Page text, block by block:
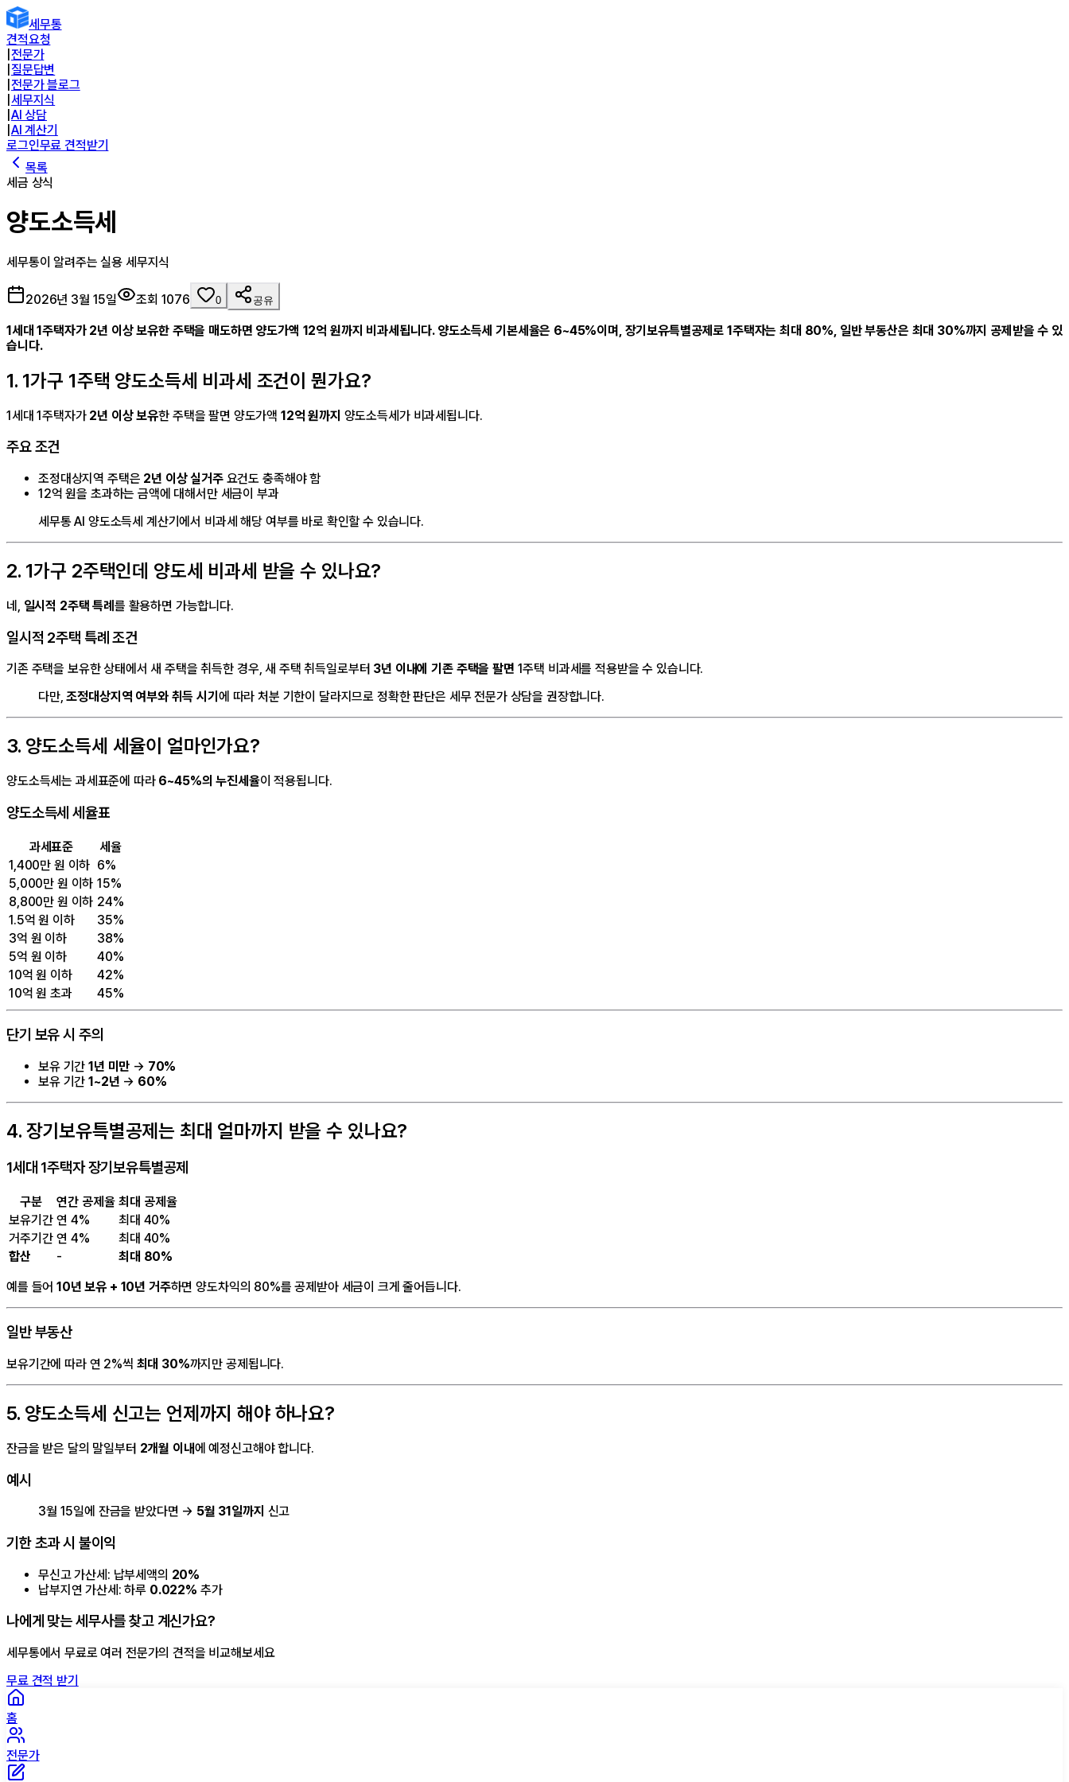
세무통
견적요청
전문가
질문답변
전문가 블로그
세무지식
AI 상담
AI 계산기
로그인무료 견적받기
목록
세금 상식
양도소득세
세무통이 알려주는 실용 세무지식
2026년 3월 15일 조회 1076 0 공유
1세대 1주택자가 2년 이상 보유한 주택을 매도하면 양도가액 12억 원까지 비과세됩니다. 양도소득세 기본세율은 6~45%이며, 장기보유특별공제로 1주택자는 최대 80%, 일반 부동산은 최대 30%까지 공제받을 수 있
습니다.
1. 1가구 1주택 양도소득세 비과세 조건이 뭔가요?
1세대 1주택자가 2년 이상 보유한 주택을 팔면 양도가액 12억 원까지 양도소득세가 비과세됩니다.
주요 조건
조정대상지역 주택은 2년 이상 실거주요건도 충족해야 함
12억 원을 초과하는 금액에 대해서만 세금이 부과
세무통 AI 양도소득세 계산기에서 비과세 해당 여부를 바로 확인할 수 있습니다.
2. 1가구 2주택인데 양도세 비과세 받을 수 있나요?
네, 일시적 2주택 특례 를 활용하면 가능합니다.
일시적 2주택 특례 조건
기존 주택을 보유한 상태에서 새 주택을 취득한 경우, 새 주택 취득일로부터 3년 이내에 기존 주택을 팔면 1주택 비과세를 적용받을 수 있습니다.
다만,조정대상지역 여부와 취득 시기 에 따라 처분 기한이 달라지므로 정확한 판단은 세무 전문가 상담을 권장합니다.
3. 양도소득세 세율이 얼마인가요?
양도소득세는 과세표준에 따라 6~45%의 누진세율이 적용됩니다.
양도소득세 세율표
과세표준
세율
1,400만 원 이하 6%
5,000만 원 이하 15%
8,800만 원 이하 24%
1.5억 원 이하
35%
3억 원 이하
38%
5억 원 이하
40%
10억 원 이하
42%
10억 원 초과
45%
단기 보유 시 주의
보유 기간1년 미만 → 70%
보유 기간1~2년 → 60%
4. 장기보유특별공제는 최대 얼마까지 받을 수 있나요?
1세대 1주택자 장기보유특별공제
구분 연간 공제율 최대 공제율
보유기간 연 4%
최대 40%
거주기간 연 4%
최대 40%
합산
-
최대 80%
예를 들어10년 보유 + 10년 거주하면 양도차익의 80%를 공제받아 세금이 크게 줄어듭니다.
일반 부동산
보유기간에 따라 연 2%씩 최대 30%까지만 공제됩니다.
5. 양도소득세 신고는 언제까지 해야 하나요?
잔금을 받은 달의 말일부터 2개월 이내에 예정신고해야 합니다.
예시
3월 15일에 잔금을 받았다면 → 5월 31일까지 신고
기한 초과 시 불이익
무신고 가산세: 납부세액의 20%
납부지연 가산세: 하루 0.022% 추가
나에게 맞는 세무사를 찾고 계신가요?
세무통에서 무료로 여러 전문가의 견적을 비교해보세요
무료 견적 받기
홈
전문가